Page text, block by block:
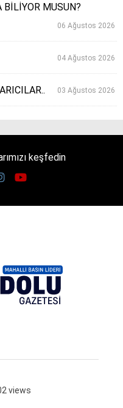
BİLİYOR MUSUN?
06 Ağustos 2026
04 Ağustos 2026
03 Ağustos 2026
keşfedin
views